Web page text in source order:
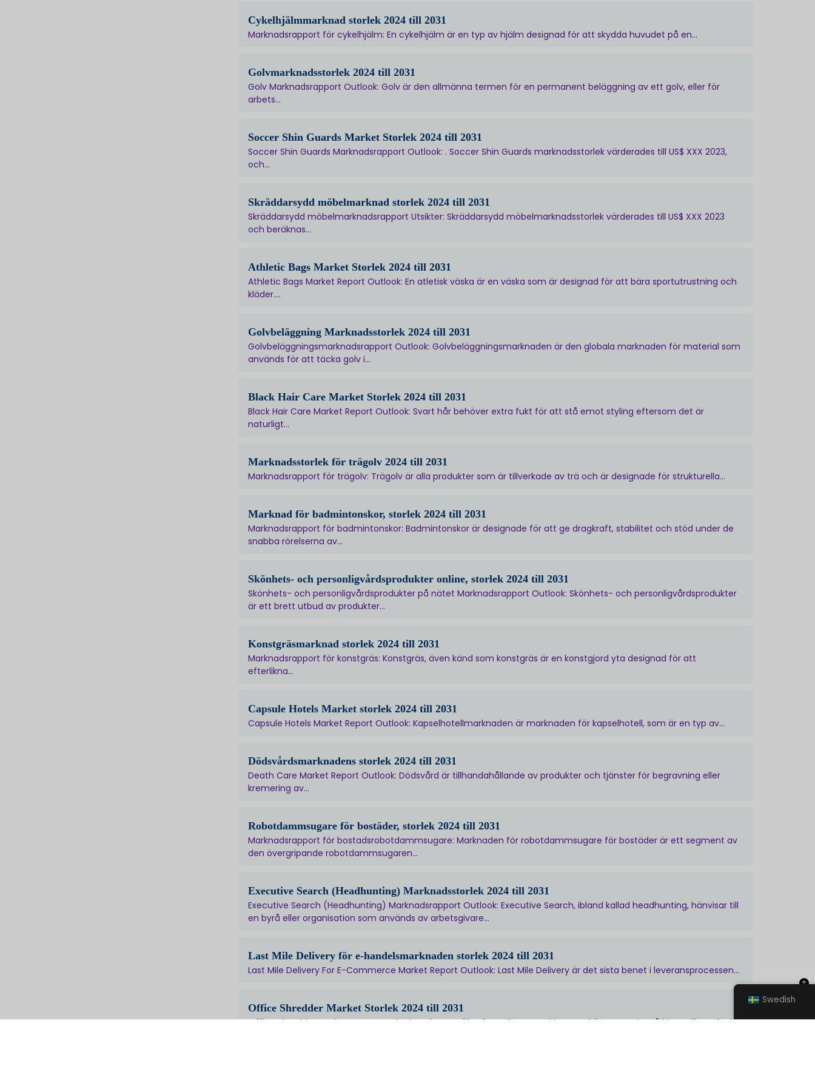
Cykelhjälmmarknad storlek 2024 till 2031
Marknadsrapport för cykelhjälm: En cykelhjälm är en typ av hjälm designad för att skydda huvudet på en...
Golvmarknadsstorlek 2024 till 2031
Golv Marknadsrapport Outlook: Golv är den allmänna termen för en permanent beläggning av ett golv, eller för
arbets...
Soccer Shin Guards Market Storlek 2024 till 2031
Soccer Shin Guards Marknadsrapport Outlook: . Soccer Shin Guards marknadsstorlek värderades till US$ XXX 2023,
och...
Skräddarsydd möbelmarknad storlek 2024 till 2031
Skräddarsydd möbelmarknadsrapport Utsikter: Skräddarsydd möbelmarknadsstorlek värderades till US$ XXX 2023
och beräknas...
Athletic Bags Market Storlek 2024 till 2031
Athletic Bags Market Report Outlook: En atletisk väska är en väska som är designad för att bära sportutrustning och
kläder....
Golvbeläggning Marknadsstorlek 2024 till 2031
Golvbeläggningsmarknadsrapport Outlook: Golvbeläggningsmarknaden är den globala marknaden för material som
används för att täcka golv i...
Black Hair Care Market Storlek 2024 till 2031
Black Hair Care Market Report Outlook: Svart hår behöver extra fukt för att stå emot styling eftersom det är
naturligt...
Marknadsstorlek för trägolv 2024 till 2031
Marknadsrapport för trägolv: Trägolv är alla produkter som är tillverkade av trä och är designade för strukturella...
Marknad för badmintonskor, storlek 2024 till 2031
Marknadsrapport för badmintonskor: Badmintonskor är designade för att ge dragkraft, stabilitet och stöd under de
snabba rörelserna av...
Skönhets- och personligvårdsprodukter online, storlek 2024 till 2031
Skönhets- och personligvårdsprodukter på nätet Marknadsrapport Outlook: Skönhets- och personligvårdsprodukter
är ett brett utbud av produkter...
Konstgräsmarknad storlek 2024 till 2031
Marknadsrapport för konstgräs: Konstgräs, även känd som konstgräs är en konstgjord yta designad för att
efterlikna...
Capsule Hotels Market storlek 2024 till 2031
Capsule Hotels Market Report Outlook: Kapselhotellmarknaden är marknaden för kapselhotell, som är en typ av...
Dödsvårdsmarknadens storlek 2024 till 2031
Death Care Market Report Outlook: Dödsvård är tillhandahållande av produkter och tjänster för begravning eller
kremering av...
Robotdammsugare för bostäder, storlek 2024 till 2031
Marknadsrapport för bostadsrobotdammsugare: Marknaden för robotdammsugare för bostäder är ett segment av
den övergripande robotdammsugaren...
Executive Search (Headhunting) Marknadsstorlek 2024 till 2031
Executive Search (Headhunting) Marknadsrapport Outlook: Executive Search, ibland kallad headhunting, hänvisar till
en byrå eller organisation som används av arbetsgivare...
Last Mile Delivery för e-handelsmarknaden storlek 2024 till 2031
Last Mile Delivery For E-Commerce Market Report Outlook: Last Mile Delivery är det sista benet i leveransprocessen...
Office Shredder Market Storlek 2024 till 2031
Office Shredder Market Report Outlook: En kontorsförstörare är en maskin som skär papper i små bitar, vilket gör det
Swedish